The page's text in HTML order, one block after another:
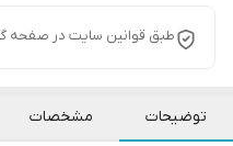
طبق قوانین سایت در صفحه
توضیحات مشخصات